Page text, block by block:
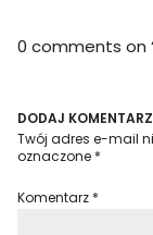
0 comments on
DODAJ KOMENTARZ
Twój adres e-mail
oznaczone *
Komentarz *